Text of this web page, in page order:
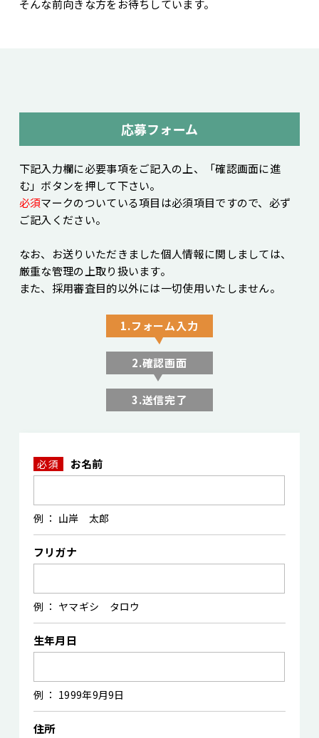
そんな前向きな方をお待ちしています。
応募フォーム
下記入力欄に必要事項をご記入の上、「確認画面に進
む」ボタンを押して下さい。
必須マークのついている項目は必須項目ですので、必ず
ご記入ください。
なお、お送りいただきました個人情報に関しましては、
厳重な管理の上取り扱います。
また、採用審査目的以外には一切使用いたしません。
1.フォーム入力
2.確認画面
3.送信完了
必須 お名前
例 ： 山岸 太郎
フリガナ
例 ： ヤマギシ タロウ
生年月日
例 ： 1999年9月9日
住所